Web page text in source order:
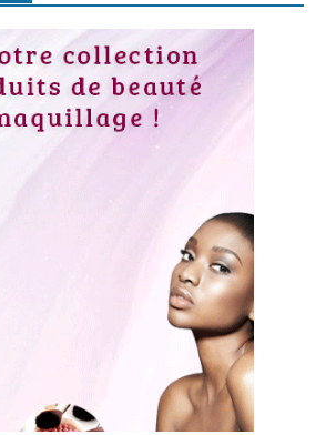
LES COMBINAISONS DU 3È TOUR
WTA: LES FRANÇAISES N’ONT PAS CONNU DE MODIFICATION
MONDIAL: JELENA OSTAPENKO DANS LE TOP 5 MONDIAL
DE BASKET: NAYO RAINCOCK-EKUNWE « JE N’EN REVIENS PAS »
: LE BURUNDI ET LA NAMIBIE POUR LE PROCHAIN TOUR
: LE CSPC CONSERVE SON TITRE EN DOMINANT LE CSS
EL GARDOUM : LA SULFUREUSE MAROCAINE VEUT BRISER LE MYTHE AFRICAIN
FRANÇOISE ABANDA SE DIT VICTIME DE DISCRIMINATION RACIALE
DE ROME: TOUS LE PROGRAMME DES QUARTS DE FINALE
DE ROME: STEPHENS ÉLIMINÉE, GARCIA JOUE LES QUARTS
ROME: ELINA SVITOLINA DÉFEND BIEN SON TITRE DE CHAMPION
ROME: MADISON SIGNE FORFAIT, HALEP QUALIFIÉE POUR LES QUARTS
AFRICAINS DE LA JEUNESSE : LE CAMEROUN U 17 FÉMININ QUALIFIÉ